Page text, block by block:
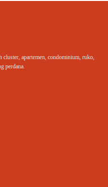
apartemen, condominium, ruko,
perdana.